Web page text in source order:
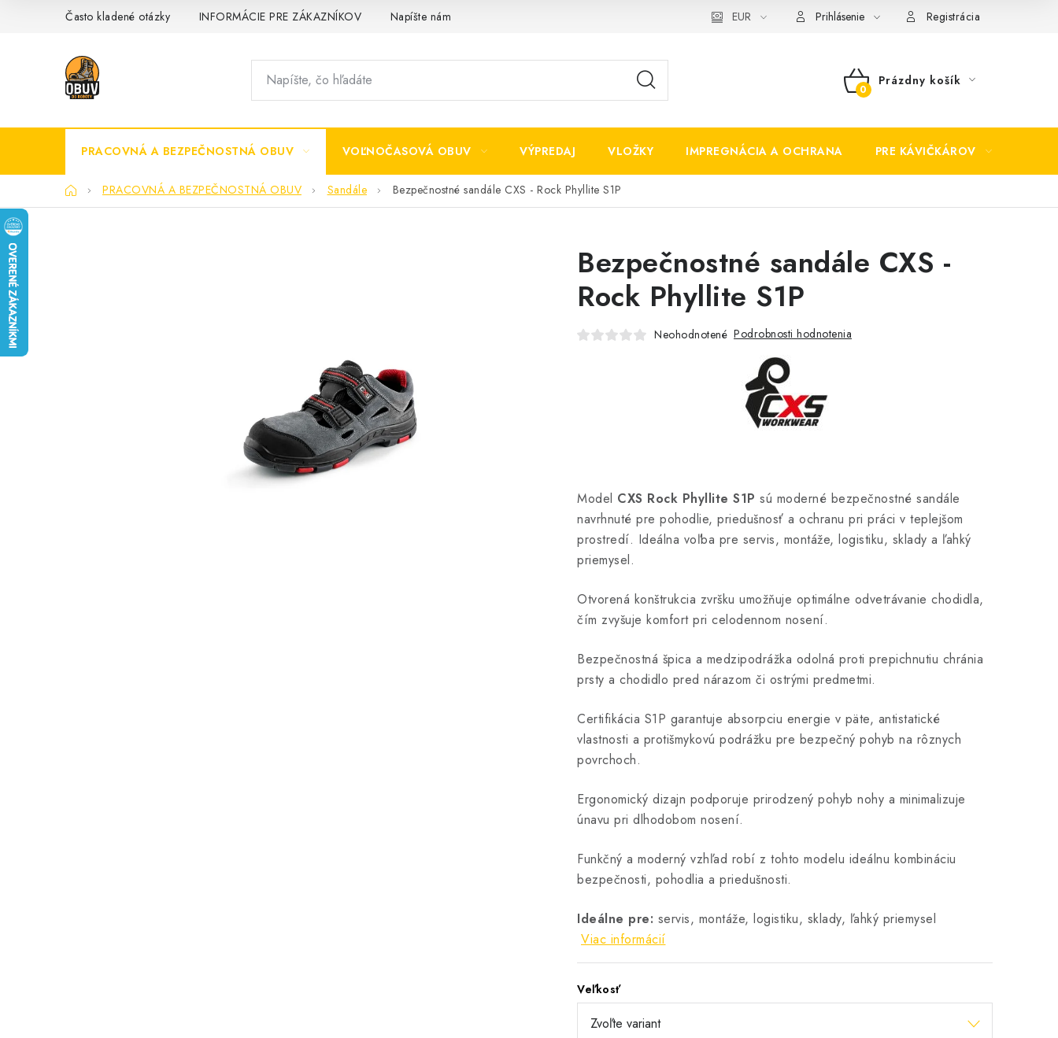
Často kladené otázky INFORMÁCIE PRE ZÁKAZNÍKOV Napíšte nám EUR Prihlásenie Registrácia
NÁKUPNÝ
Prázdny košík
PRACOVNÁ A BEZPEČNOSTNÁ OBUV VOĽNOČASOVÁ OBUV VÝPREDAJ VLOŽKY IMPREGNÁCIA A OCHRANA PRE KÁVIČKÁROV
DomovPRACOVNÁ A BEZPEČNOSTNÁ OBUV Sandále Bezpečnostné sandále CXS - Rock Phyllite S1P
Bezpečnostné sandále CXS -
Rock Phyllite S1P
Neohodnotené Podrobnosti hodnotenia
Model CXS Rock Phyllite S1P sú moderné bezpečnostné sandále
navrhnuté pre pohodlie, priedušnosť a ochranu pri práci v teplejšom
prostredí. Ideálna voľba pre servis, montáže, logistiku, sklady a ľahký
priemysel.
Otvorená konštrukcia zvršku umožňuje optimálne odvetrávanie chodidla,
čím zvyšuje komfort pri celodennom nosení.
Bezpečnostná špica a medzipodrážka odolná proti prepichnutiu chránia
prsty a chodidlo pred nárazom či ostrými predmetmi.
Certifikácia S1P garantuje absorpciu energie v päte, antistatické
vlastnosti a protišmykovú podrážku pre bezpečný pohyb na rôznych
povrchoch.
Ergonomický dizajn podporuje prirodzený pohyb nohy a minimalizuje
únavu pri dlhodobom nosení.
Funkčný a moderný vzhľad robí z tohto modelu ideálnu kombináciu
bezpečnosti, pohodlia a priedušnosti.
Ideálne pre: servis, montáže, logistiku, sklady, ľahký priemysel
Viac informácií
Veľkosť